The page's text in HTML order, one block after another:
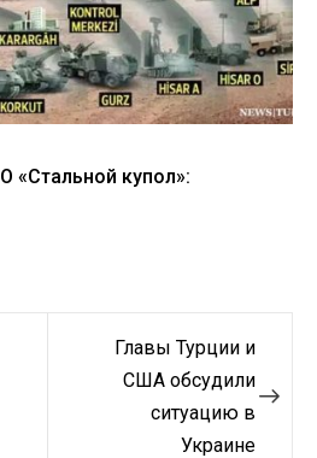
«Стальной купол»:
Главы Турции и
США обсудили
ситуацию в
Украине